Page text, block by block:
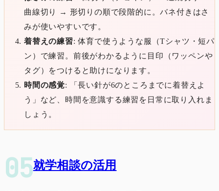
曲線切り → 形切りの順で段階的に。バネ付きはさ
みが使いやすいです。
着替えの練習: 体育で使うような服（Tシャツ・短パ
ン）で練習。前後がわかるように目印（ワッペンや
タグ）をつけると助けになります。
時間の感覚: 「長い針が6のところまでに着替えよ
う」など、時間を意識する練習を日常に取り入れま
しょう。
就学相談の活用